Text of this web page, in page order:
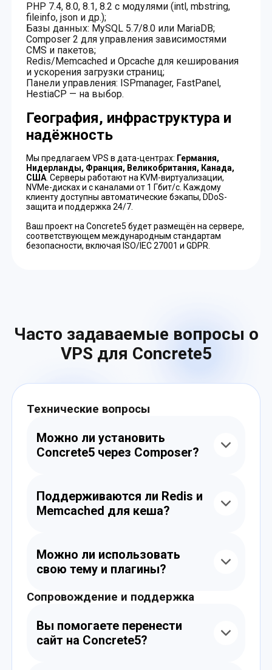
PHP 7.4, 8.0, 8.1, 8.2 с модулями (intl, mbstring,
fileinfo, json и др.);
Базы данных: MySQL 5.7/8.0 или MariaDB;
Composer 2 для управления зависимостями
CMS и пакетов;
Redis/Memcached и Opcache для кеширования
и ускорения загрузки страниц;
Панели управления: ISPmanager, FastPanel,
HestiaCP — на выбор.
География, инфраструктура и
надёжность
Мы предлагаем VPS в дата-центрах: Германия,
Нидерланды, Франция, Великобритания, Канада,
США . Серверы работают на KVM-виртуализации,
NVMe-дисках и с каналами от 1 Гбит/с. Каждому
клиенту доступны автоматические бэкапы, DDoS-
защита и поддержка 24/7.
Ваш проект на Concrete5 будет размещён на сервере,
соответствующем международным стандартам
безопасности, включая ISO/IEC 27001 и GDPR.
Часто задаваемые вопросы о
VPS для Concrete5
Технические вопросы
Можно ли установить
Concrete5 через Composer?
вы можете установить Concrete5 через CLI
или вручную.
Поддерживаются ли Redis и
Memcached для кеша?
Memcached, Opcache и настроить
кеширование под потребности Concrete5.
Можно ли использовать
свою тему и плагины?
Да, VPS не ограничивает вашу CMS. Вы
темы, блоки и расширения без
ограничений.
Сопровождение и поддержка
Вы помогаете перенести
сайт на Concrete5?